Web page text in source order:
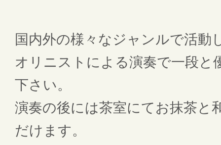
国内外の様々なジャンルで活動
オリニストによる演奏で一段と
下さい。
演奏の後には茶室にてお抹茶と
だけます。